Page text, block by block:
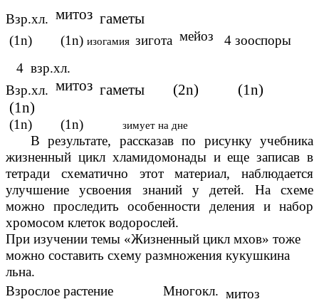
Взр.хл. митоз гаметы
(1n) (1n) изогамия зигота мейоз
4 зооспоры
4 взр.хл.
Взр.хл. митоз гаметы (2n) (1n)
(1n)
(1n) (1n) зимует на дне
В результате, рассказав по рисунку учебника
жизненный цикл хламидомонады и еще записав в
тетради схематично этот материал, наблюдается
улучшение усвоения знаний у детей. На схеме
можно проследить особенности деления и набор
хромосом клеток водорослей.
При изучении темы «Жизненный цикл мхов» тоже
можно составить схему размножения кукушкина
льна.
Взрослое растение Многокл. митоз